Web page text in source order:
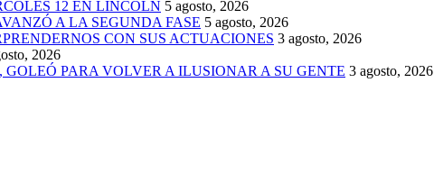
12 EN LINCOLN 5 agosto, 2026
A LA SEGUNDA FASE 5 agosto, 2026
CON SUS ACTUACIONES 3 agosto, 2026
2026
PARA VOLVER A ILUSIONAR A SU GENTE 3 agosto, 2026